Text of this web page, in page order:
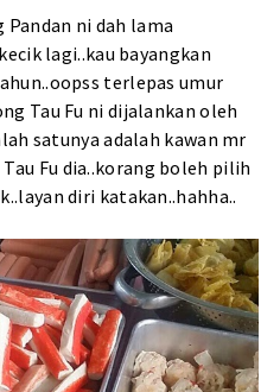
Pandan ni dah lama
lagi..kau bayangkan
terlepas umur
Tau Fu ni dijalankan oleh
satunya adalah kawan mr
Fu dia..korang boleh pilih
diri katakan..hahha..